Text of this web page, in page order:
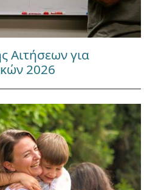
Αιτήσεων για
2026